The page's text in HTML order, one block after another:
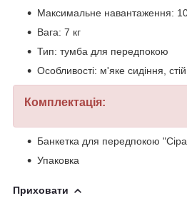
Максимальне навантаження:
Вага: 7 кг
Тип: тумба для передпокою
Особливості: м'яке сидіння,
Комплектація:
Банкетка для передпокою
Упаковка
Приховати